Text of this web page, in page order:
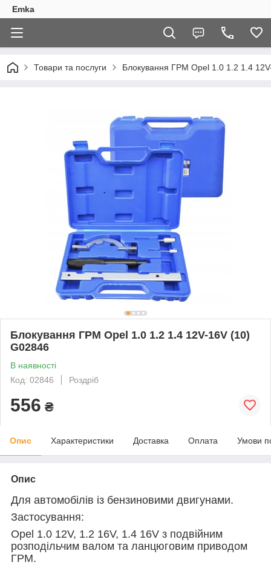
Emka
Товари та послуги Блокування ГРМ Opel 1.0 1.2 1.4
Блокування ГРМ Opel 1.0 1.2 1.4 12V-16V (10)
G02846
В наявності
Код: 02846
Роздріб
556 ₴
Опис Характеристики Доставка Оплата Умови
Опис
Для автомобілів із бензиновими двигунами.
Застосування:
Opel 1.0 12V, 1.2 16V, 1.4 16V з подвійним
розподільчим валом та ланцюговим приводом
ГРМ.